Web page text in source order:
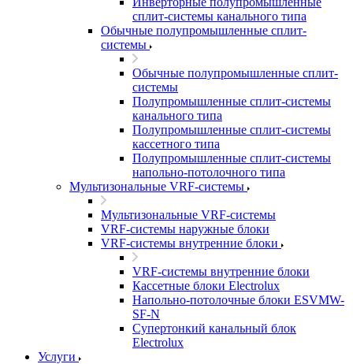
сплит-системы канального типа
Обычные полупромышленные сплит-
системы
Обычные полупромышленные сплит-
системы
Полупромышленные сплит-системы
канального типа
Полупромышленные сплит-системы
кассетного типа
Полупромышленные сплит-системы
напольно-потолочного типа
Мультизональные VRF-системы
Мультизональные VRF-системы
VRF-системы наружные блоки
VRF-системы внутренние блоки
VRF-системы внутренние блоки
Кассетные блоки Electrolux
Напольно-потолочные блоки ESVMW-
SF-N
Супертонкий канальный блок
Electrolux
Услуги